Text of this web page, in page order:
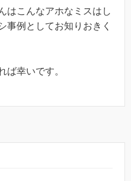
はこんなアホなミスはし
事例としてお知りおきく
ば幸いです。